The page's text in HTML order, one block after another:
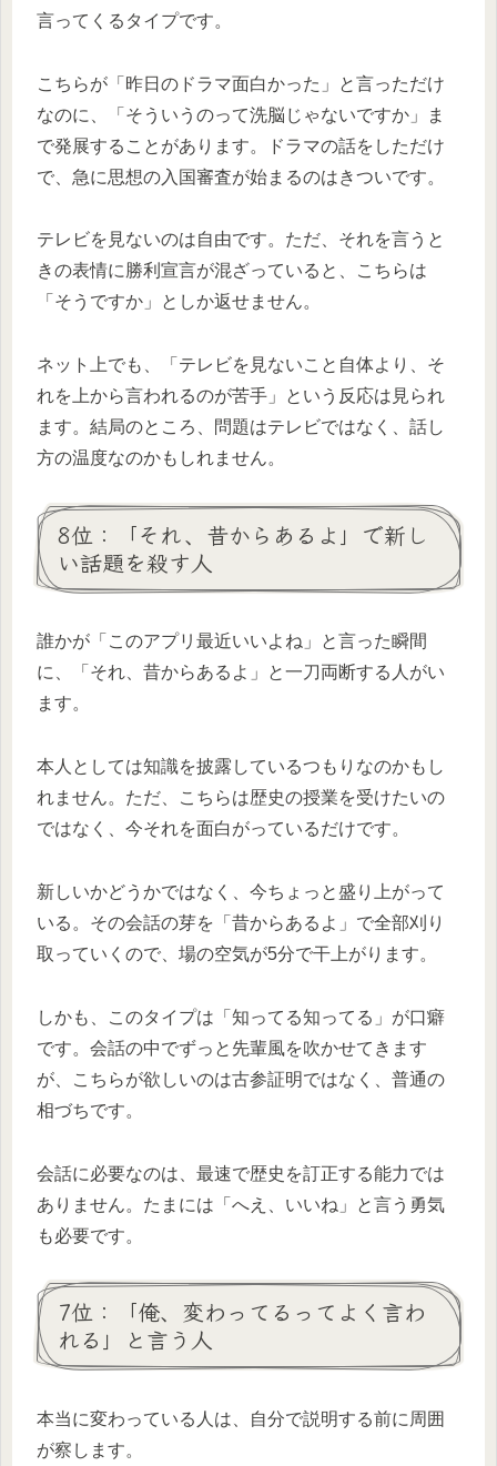
言ってくるタイプです。
こちらが「昨日のドラマ面白かった」と言っただけ
なのに、「そういうのって洗脳じゃないですか」ま
で発展することがあります。ドラマの話をしただけ
で、急に思想の入国審査が始まるのはきついです。
テレビを見ないのは自由です。ただ、それを言うと
きの表情に勝利宣言が混ざっていると、こちらは
「そうですか」としか返せません。
ネット上でも、「テレビを見ないこと自体より、そ
れを上から言われるのが苦手」という反応は見られ
ます。結局のところ、問題はテレビではなく、話し
方の温度なのかもしれません。
8位：「それ、昔からあるよ」で新し
い話題を殺す人
誰かが「このアプリ最近いいよね」と言った瞬間
に、「それ、昔からあるよ」と一刀両断する人がい
ます。
本人としては知識を披露しているつもりなのかもし
れません。ただ、こちらは歴史の授業を受けたいの
ではなく、今それを面白がっているだけです。
新しいかどうかではなく、今ちょっと盛り上がって
いる。その会話の芽を「昔からあるよ」で全部刈り
取っていくので、場の空気が5分で干上がります。
しかも、このタイプは「知ってる知ってる」が口癖
です。会話の中でずっと先輩風を吹かせてきます
が、こちらが欲しいのは古参証明ではなく、普通の
相づちです。
会話に必要なのは、最速で歴史を訂正する能力では
ありません。たまには「へえ、いいね」と言う勇気
も必要です。
7位：「俺、変わってるってよく言わ
れる」と言う人
本当に変わっている人は、自分で説明する前に周囲
が察します。